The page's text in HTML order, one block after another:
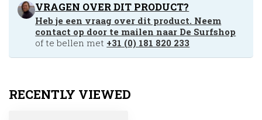
VRAGEN OVER DIT PRODUCT?
Heb je een vraag over dit product. Neem
contact op door te mailen naar De Surfshop
of te bellen met +31 (0) 181 820 233
RECENTLY VIEWED